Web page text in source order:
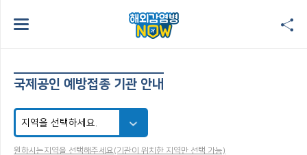
국제공인 예방접종 기관 안내
원하시는지역을 선택해주세요(기관이 위치한 지역만 선택 가능)